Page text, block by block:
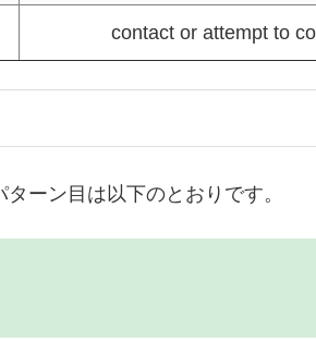
contact or attempt to
ターン目は以下のとおりです。